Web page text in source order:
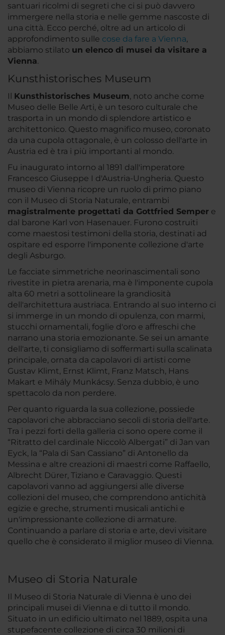
santuari ricolmi di segreti che ci si può davvero
immergere nella storia e nelle gemme nascoste di
una città. Ecco perché, oltre ad un articolo di
approfondimento sulle cose da fare a Vienna,
abbiamo stilato un elenco di musei da visitare a
Vienna.
Kunsthistorisches Museum
Il Kunsthistorisches Museum, noto anche come
Museo delle Belle Arti, è un tesoro culturale che
trasporta in un mondo di splendore artistico e
architettonico. Questo magnifico museo, coronato
da una cupola ottagonale, è un colosso dell'arte in
Austria ed è tra i più importanti al mondo.
Fu inaugurato intorno al 1891 dall'imperatore
Francesco Giuseppe I d'Austria-Ungheria. Questo
museo di Vienna ricopre un ruolo di primo piano
con il Museo di Storia Naturale, entrambi
magistralmente progettati da Gottfried Semper e
dal barone Karl von Hasenauer. Furono costruiti
come maestosi testimoni della storia, destinati ad
ospitare ed esporre l'imponente collezione d'arte
degli Asburgo.
Le facciate simmetriche neorinascimentali sono
rivestite in pietra arenaria, ma è l'imponente cupola
alta 60 metri a sottolineare la grandiosità
dell'architettura austriaca. Entrando al suo interno ci
si immerge in un mondo di opulenza, con marmi,
stucchi ornamentali, foglie d'oro e affreschi che
narrano una storia emozionante. Se sei un amante
dell'arte, ti consigliamo di soffermarti sulla scalinata
principale, ornata da capolavori di artisti come
Gustav Klimt, Ernst Klimt, Franz Matsch, Hans
Makart e Mihály Munkácsy. Senza dubbio, è uno
spettacolo da non perdere.
Per quanto riguarda la sua collezione, possiede
capolavori che abbracciano secoli di storia dell'arte.
Tra i pezzi forti della galleria ci sono opere come il
“Ritratto del cardinale Niccolò Albergati” di Jan van
Eyck, la “Pala di San Cassiano” di Antonello da
Messina e altre creazioni di maestri come Raffaello,
Albrecht Dürer, Tiziano e Caravaggio. Questi
capolavori vanno ad aggiungersi alle diverse
collezioni del museo, che comprendono antichità
egizie e greche, strumenti musicali antichi e
un'impressionante collezione di armature.
Continuando a parlare di storia e arte, devi visitare
quello che è considerato il miglior museo di Vienna.
Museo di Storia Naturale
Il Museo di Storia Naturale di Vienna è uno dei
principali musei di Vienna e di tutto il mondo.
Situato in un edificio ultimato nel 1889, ospita una
stupefacente collezione di circa 30 milioni di